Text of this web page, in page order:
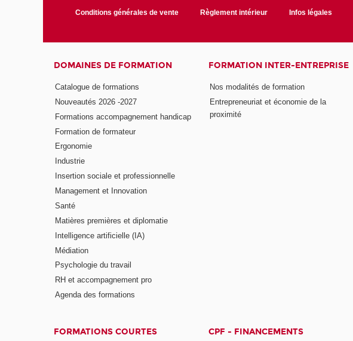
Conditions générales de vente Règlement intérieur Infos légales
DOMAINES DE FORMATION
Catalogue de formations
Nouveautés 2026 -2027
Formations accompagnement handicap
Formation de formateur
Ergonomie
Industrie
Insertion sociale et professionnelle
Management et Innovation
Santé
Matières premières et diplomatie
Intelligence artificielle (IA)
Médiation
Psychologie du travail
RH et accompagnement pro
Agenda des formations
FORMATION INTER-ENTREPRISE
Nos modalités de formation
Entrepreneuriat et économie de la
proximité
FORMATIONS COURTES CPF - FINANCEMENTS